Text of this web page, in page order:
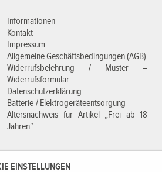
EINSTELLUNGEN
Informationen
Kontakt
Impressum
Allgemeine Geschäftsbedingungen (AGB)
Widerrufsbelehrung / Muster –
Widerrufsformular
Datenschutzerklärung
Batterie-/ Elektrogeräteentsorgung
Altersnachweis für Artikel „Frei ab 18
Jahren“